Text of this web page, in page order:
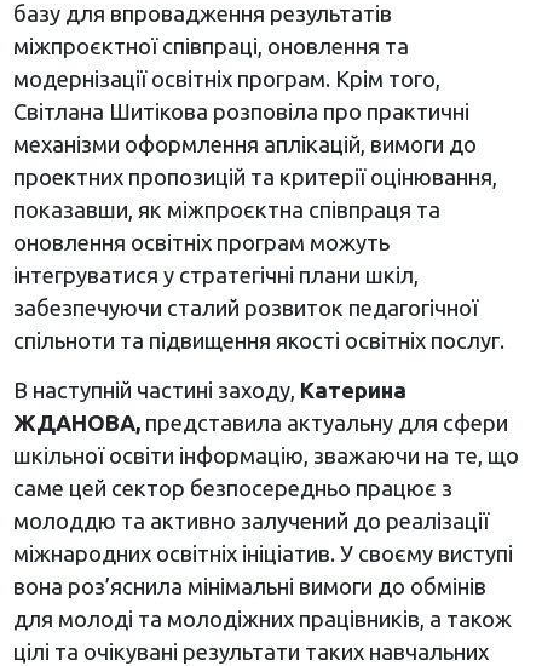
базу для впровадження результатів
міжпроєктної співпраці, оновлення та
модернізації освітніх програм. Крім того,
Світлана Шитікова розповіла про практичні
механізми оформлення аплікацій, вимоги до
проектних пропозицій та критерії оцінювання,
показавши, як міжпроєктна співпраця та
оновлення освітніх програм можуть
інтегруватися у стратегічні плани шкіл,
забезпечуючи сталий розвиток педагогічної
спільноти та підвищення якості освітніх послуг.
В наступній частині заходу, Катерина
ЖДАНОВА, представила актуальну для сфери
шкільної освіти інформацію, зважаючи на те, що
саме цей сектор безпосередньо працює з
молоддю та активно залучений до реалізації
міжнародних освітніх ініціатив. У своєму виступі
вона роз’яснила мінімальні вимоги до обмінів
для молоді та молодіжних працівників, а також
цілі та очікувані результати таких навчальних